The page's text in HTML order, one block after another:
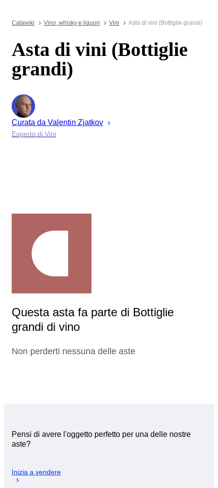
Catawiki Vino, whisky e liquori Vini Asta di vini (Bottiglie grandi)
Asta di vini (Bottiglie
grandi)
Curata da Valentin Zjatkov
Esperto di Vini
Questa asta fa parte di Bottiglie
grandi di vino
Non perderti nessuna delle aste
Pensi di avere l'oggetto perfetto per una delle nostre
aste?
Inizia a vendere